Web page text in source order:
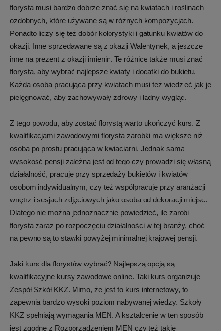
florysta musi bardzo dobrze znać się na kwiatach i roślinach
ozdobnych, które używane są w różnych kompozycjach.
Ponadto liczy się też dobór kolorystyki i gatunku kwiatów do
okazji. Inne sprzedawane są z okazji Walentynek, a jeszcze
inne na prezent z okazji imienin. Te różnice także musi znać
florysta, aby wybrać najlepsze kwiaty i dodatki do bukietu.
Każda osoba pracująca przy kwiatach musi też wiedzieć jak je
pielęgnować, aby zachowywały zdrowy i ładny wygląd.
Z tego powodu, aby zostać florystą warto ukończyć kurs. Z
kwalifikacjami zawodowymi florysta zarobki ma większe niż
osoba po prostu pracująca w kwiaciarni. Jednak sama
wysokość pensji zależna jest od tego czy prowadzi się własną
działalność, pracuje przy sprzedaży bukietów i kwiatów
osobom indywidualnym, czy też współpracuje przy aranżacji
wnętrz i sesjach zdjęciowych jako osoba od dekoracji miejsc.
Dlatego nie można jednoznacznie powiedzieć, ile zarobi
florysta zaraz po rozpoczęciu działalności w tej branży, choć
na pewno są to stawki powyżej minimalnej krajowej pensji.
Jaki kurs dla florystów wybrać? Najlepszą opcją są
kwalifikacyjne kursy zawodowe online. Taki kurs organizuje
Zespół Szkół KKZ. Mimo, że jest to kurs internetowy, to
zapewnia bardzo wysoki poziom nabywanej wiedzy. Szkoły
KKZ spełniają wymagania MEN. A kształcenie w ten sposób
jest zgodne z Rozporządzeniem MEN czy też takie